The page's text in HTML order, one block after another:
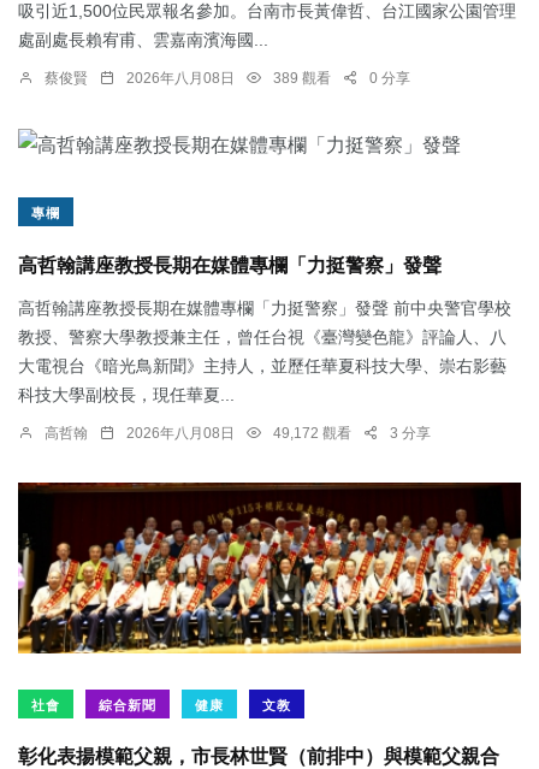
吸引近1,500位民眾報名參加。台南市長黃偉哲、台江國家公園管理
處副處長賴宥甫、雲嘉南濱海國...
蔡俊賢 2026年八月08日 389 觀看 0 分享
專欄
高哲翰講座教授長期在媒體專欄「力挺警察」發聲
高哲翰講座教授長期在媒體專欄「力挺警察」發聲 前中央警官學校
教授、警察大學教授兼主任，曾任台視《臺灣變色龍》評論人、八
大電視台《暗光鳥新聞》主持人，並歷任華夏科技大學、崇右影藝
科技大學副校長，現任華夏...
高哲翰 2026年八月08日 49,172 觀看 3 分享
社會 綜合新聞 健康 文教
彰化表揚模範父親，市長林世賢（前排中）與模範父親合